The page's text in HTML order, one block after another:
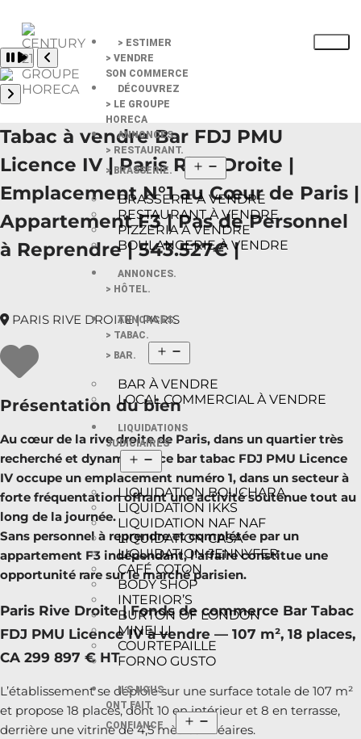
> ESTIMER
> VENDRE
SON COMMERCE
DÉCOUVREZ
> LE GROUPE
HORECA
ANNONCES.
> RESTAURANT.
> BRASSERIE.
BRASSERIE À VENDRE
RESTAURANT À VENDRE
PIZZERIA À VENDRE
BOULANGERIE À VENDRE
ANNONCES.
> HÔTEL.
ANNONCES.
> TABAC.
> BAR.
BAR À VENDRE
LOCAL COMMERCIAL À VENDRE
LIQUIDATIONS
JUDICIAIRES
LIQUIDATION BOUCHARA
LIQUIDATION IKKS
LIQUIDATION NAF NAF
LIQUIDATION CASA
LIQUIDATION JENNYFER
CAFÉ COTON
BODY SHOP
INTERIOR’S
BURTON OF LONDON
MINELLI
COURTEPAILLE
FORNO GUSTO
ILS NOUS
ONT FAIT
CONFIANCE
Pause slide rotation
Resume slide rotation
Previous slide
Next slide
Tabac à vendre Bar FDJ PMU
Licence IV | Paris Rive Droite |
Emplacement N°1 au Cœur de Paris |
Appartement F3 | Pas de Personnel
à Reprendre | 543.527€ |
PARIS RIVE DROITE | PARIS
Présentation du bien
Au cœur de la rive droite de Paris, dans un quartier très
recherché et dynamique, ce bar tabac FDJ PMU Licence
IV occupe un emplacement numéro 1, dans un secteur à
forte fréquentation offrant une activité soutenue tout au
long de la journée.
Sans personnel à reprendre et complétée par un
appartement F3 indépendant, l’affaire constitue une
opportunité rare sur le marché parisien.
Paris Rive Droite | Fonds de commerce Bar Tabac
FDJ PMU Licence IV à vendre — 107 m², 18 places,
CA 299 897 € HT
L’établissement se déploie sur une surface totale de 107 m²
et propose 18 places, dont 10 en intérieur et 8 en terrasse,
derrière une vitrine de 4,5 mètres linéaires.